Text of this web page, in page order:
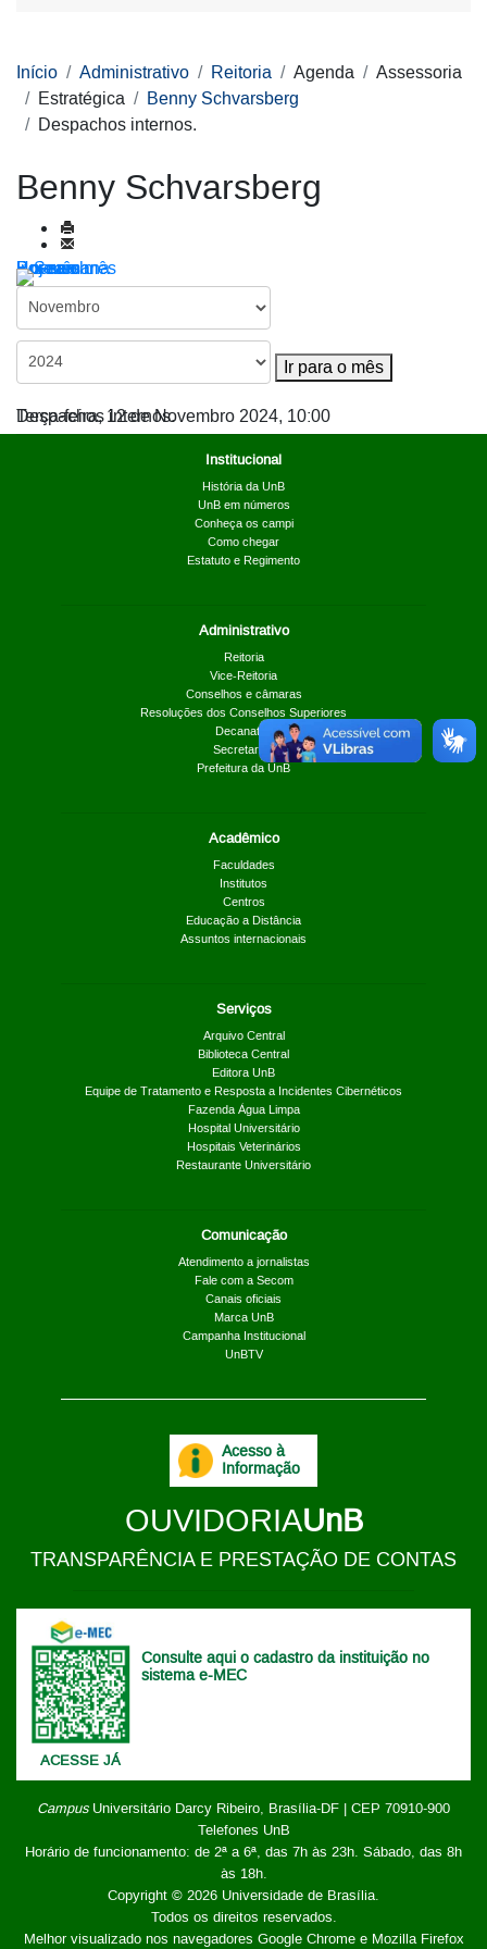
Início Administrativo Reitoria Agenda
Assessoria
Estratégica
Benny Schvarsberg
Despachos internos.
Benny Schvarsberg
Por ano
Por mês
Por semana
Hoje
Ir para o mês
Ir para o mês
Despachos internos.
Terça-feira, 12 de Novembro 2024, 10:00
Institucional
História da UnB
UnB em números
Conheça os campi
Como chegar
Estatuto e Regimento
Administrativo
Reitoria
Vice-Reitoria
Conselhos e câmaras
Resoluções dos Conselhos Superiores
Decanatos
Secretarias
Prefeitura da UnB
Acadêmico
Faculdades
Institutos
Centros
Educação a Distância
Assuntos internacionais
Serviços
Arquivo Central
Biblioteca Central
Editora UnB
Equipe de Tratamento e Resposta a Incidentes Cibernéticos
Fazenda Água Limpa
Hospital Universitário
Hospitais Veterinários
Restaurante Universitário
Comunicação
Atendimento a jornalistas
Fale com a Secom
Canais oficiais
Marca UnB
Campanha Institucional
UnBTV
ACESSE JÁ
Consulte aqui o cadastro da instituição no
sistema e-MEC
CampusUniversitário Darcy Ribeiro, Brasília-DF | CEP 70910-900
Telefones UnB
Horário de funcionamento: de 2ª a 6ª, das 7h às 23h. Sábado, das 8h
às 18h.
Copyright © 2026 Universidade de Brasília.
Todos os direitos reservados.
Melhor visualizado nos navegadores Google Chrome e Mozilla Firefox
Acesso à
Informação
OUVIDORIAUnB
TRANSPARÊNCIA E PRESTAÇÃO DE CONTAS